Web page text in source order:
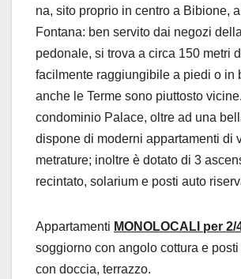
na, sito proprio in centro a Bibione,
Fontana: ben servito dai negozi
pedonale, si trova a circa 150 metri
facilmente raggiungibile a piedi o in
anche le Terme sono piuttosto vicine.
condominio Palace, oltre ad una
dispone di moderni appartamenti di
metrature; inoltre è dotato di 3
recintato, solarium e posti auto
Appartamenti MONOLOCALI per
soggiorno con angolo cottura e
con doccia, terrazzo.